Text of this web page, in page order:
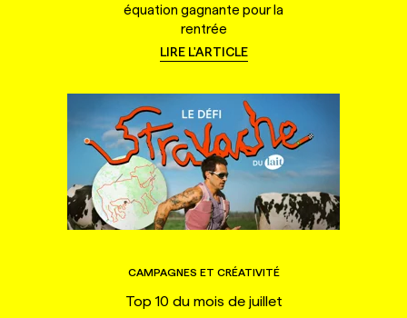
équation gagnante pour la
rentrée
LIRE L'ARTICLE
CAMPAGNES ET CRÉATIVITÉ
Top 10 du mois de juillet